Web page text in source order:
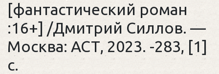
[фантастический роман
:16+] /Дмитрий Силлов. —
Москва: АСТ, 2023. -283, [1]
с.